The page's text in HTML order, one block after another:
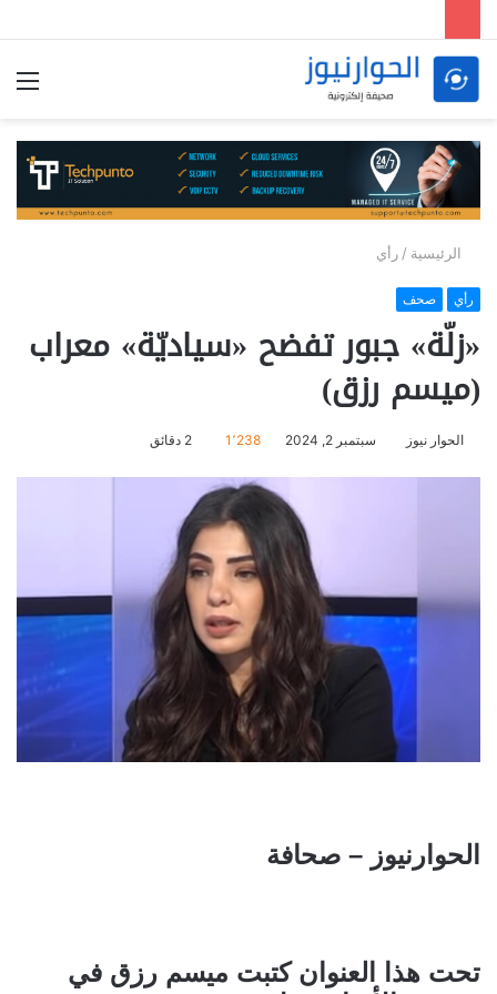
الرئيسية / رأي
رأي صحف
«زلّة» جبور تفضح «سياديّة» معراب
(ميسم رزق)
الحوار نيوز سبتمبر 2, 2024 1٬238
الحوارنيوز – صحافة
تحت هذا العنوان كتبت ميسم رزق في